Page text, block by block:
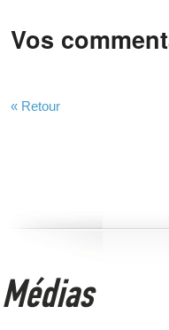
Vos
« Retour
Médias